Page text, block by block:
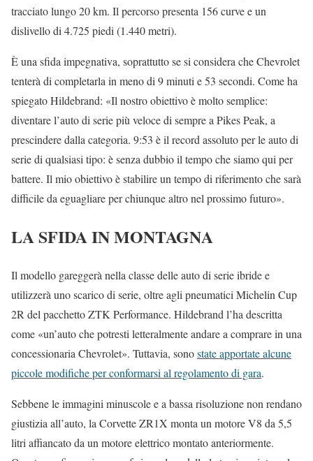
tracciato lungo 20 km. Il percorso presenta 156 curve e un
dislivello di 4.725 piedi (1.440 metri).
È una sfida impegnativa, soprattutto se si considera che Chevrolet
tenterà di completarla in meno di 9 minuti e 53 secondi. Come ha
spiegato Hildebrand: «Il nostro obiettivo è molto semplice:
diventare l’auto di serie più veloce di sempre a Pikes Peak, a
prescindere dalla categoria. 9:53 è il record assoluto per le auto di
serie di qualsiasi tipo: è senza dubbio il tempo che siamo qui per
battere. Il mio obiettivo è stabilire un tempo di riferimento che sarà
difficile da eguagliare per chiunque altro nel prossimo futuro».
LA SFIDA IN MONTAGNA
Il modello gareggerà nella classe delle auto di serie ibride e
utilizzerà uno scarico di serie, oltre agli pneumatici Michelin Cup
2R del pacchetto ZTK Performance. Hildebrand l’ha descritta
come «un’auto che potresti letteralmente andare a comprare in una
concessionaria Chevrolet». Tuttavia, sonostate apportate alcune
piccole modifiche per conformarsi al regolamento di gara.
Sebbene le immagini minuscole e a bassa risoluzione non rendano
giustizia all’auto, la Corvette ZR1X monta un motore V8 da 5,5
litri affiancato da un motore elettrico montato anteriormente.